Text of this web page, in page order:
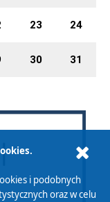
23 24
30 31
i podobnych
oraz w celu